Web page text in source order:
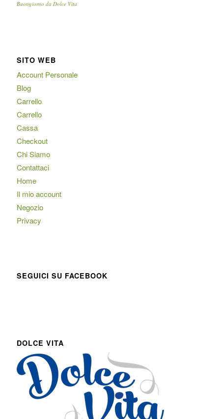
Buongiorno da Dolce Vita
SITO WEB
Account Personale
Blog
Carrello
Carrello
Cassa
Checkout
Chi Siamo
Contattaci
Home
Il mio account
Negozio
Privacy
SEGUICI SU FACEBOOK
DOLCE VITA